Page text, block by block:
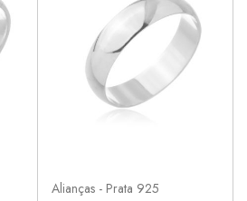
Alianças - Prata 925